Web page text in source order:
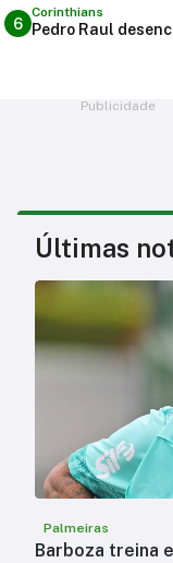
6
Corinthians
Pedro Raul
Publicidade
Últimas
Palmeiras
Barboza treina